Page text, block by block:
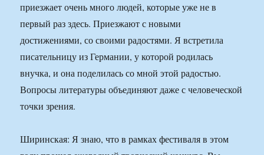
приезжает очень много людей, которые уже не в
первый раз здесь. Приезжают с новыми
достижениями, со своими радостями. Я встретила
писательницу из Германии, у которой родилась
внучка, и она поделилась со мной этой радостью.
Вопросы литературы объединяют даже с человеческой
точки зрения.
Ширинская: Я знаю, что в рамках фестиваля в этом